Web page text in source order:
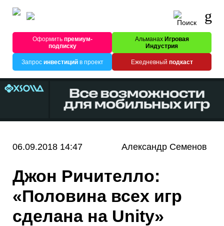
Оформитьпремиум-
подписку
Альманах Игровая
Индустрия
Запрос инвестицийв проект Ежедневный подкаст
06.09.2018 14:47 Александр Семенов
Джон Ричителло:
«Половина всех игр
сделана на Unity»